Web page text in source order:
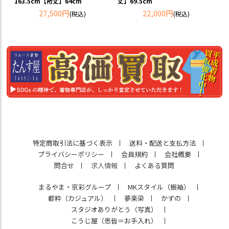
27,500円(税込) 22,000円(税込)
特定商取引法に基づく表示
送料・配送と支払方法
プライバシーポリシー
会員規約
会社概要
問合せ
求人情報 よくある質問
まるやま・京彩グループ
MKスタイル（振袖）
都粋（カジュアル）
夢楽染
かずの
スタジオありがとう（写真）
こうじ屋（悉皆＝お手入れ）